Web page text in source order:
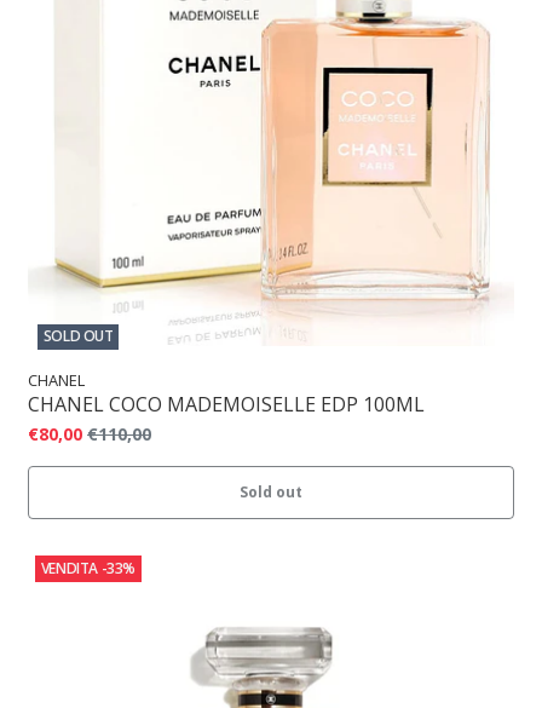
SOLD OUT
CHANEL
CHANEL COCO MADEMOISELLE EDP 100ML
€80,00 €110,00
Sold out
VENDITA -33%